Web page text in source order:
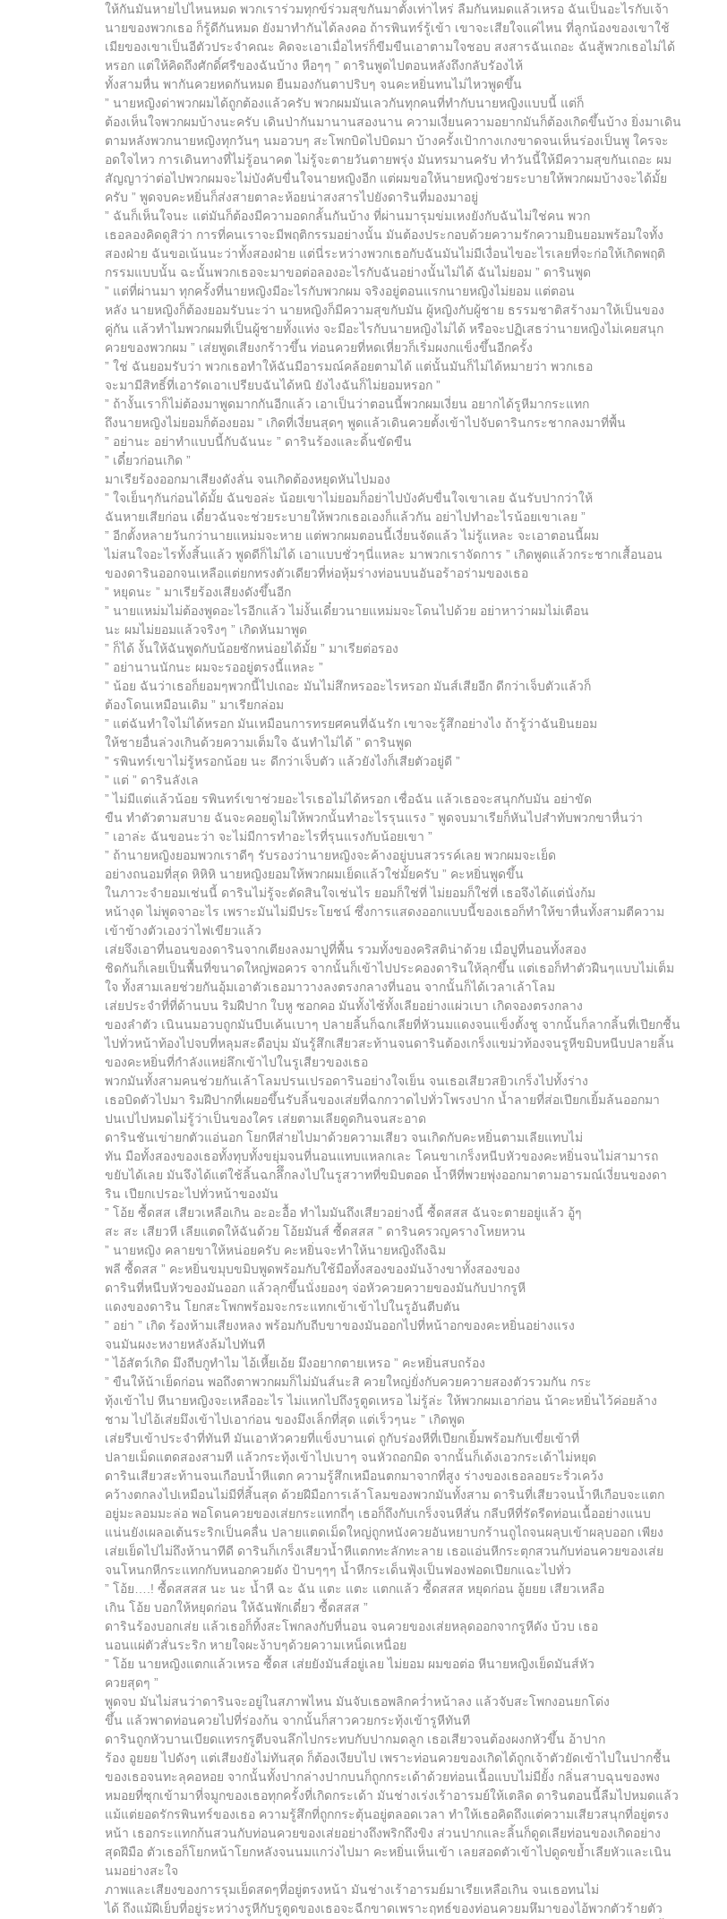
ให้กันมันหายไปไหนหมด พวกเราร่วมทุกข์ร่วมสุขกันมาตั้งเท่าไหร่ ลืมกันหมดแล้วเหรอ ฉันเป็นอะไรกับเจ้า
นายของพวกเธอ ก็รู้ดีกันหมด ยังมาทำกันได้ลงคอ ถ้ารพินทร์รู้เข้า เขาจะเสียใจแค่ไหน ที่ลูกน้องของเขาใช้
เมียของเขาเป็นอีตัวประจำคณะ คิดจะเอาเมื่อไหร่ก็ขีมขืนเอาตามใจชอบ สงสารฉันเถอะ ฉันสู้พวกเธอไม่ได้
หรอก แต่ให้คิดถึงศักดิ์ศรีของฉันบ้าง หือๆๆ ” ดารินพูดไปตอนหลังถึงกลับรัองไห้
ทั้งสามหื่น พากันควยหดกันหมด ยืนมองกันตาปริบๆ จนคะหยิ่นทนไม่ไหวพูดขึ้น
” นายหญิงด่าพวกผมได้ถูกต้องแล้วครับ พวกผมมันเลวกันทุกคนที่ทำกับนายหญิงแบบนี้ แต่ก็
ต้องเห็นใจพวกผมบ้างนะครับ เดินป่ากันมานานสองนาน ความเงี่ยนความอยากมันก็ต้องเกิดขึ้นบ้าง ยิ่งมาเดิน
ตามหลังพวกนายหญิงทุกวันๆ นมอวบๆ สะโพกบิดไปบิดมา บ้างครั้งเป้ากางเกงขาดจนเห็นร่องเป็นพู ใครจะ
อดใจไหว การเดินทางที่ไม่รู้อนาคต ไม่รู้จะตายวันตายพรุ่ง มันทรมานครับ ทำวันนี้ให้มีความสุขกันเถอะ ผม
สัญญาว่าต่อไปพวกผมจะไม่บังคับขื่นใจนายหญิงอีก แต่ผมขอให้นายหญิงช่วยระบายให้พวกผมบ้างจะได้มั้ย
ครับ ” พูดจบคะหยิ่นก็ส่งสายตาละห้อยน่าสงสารไปยังดารินที่มองมาอยู่
” ฉันก็เห็นใจนะ แต่มันก็ต้องมีความอดกลั้นกันบ้าง ที่ผ่านมารุมข่มเหงยังกับฉันไม่ใช่คน พวก
เธอลองคิดดูสิว่า การที่คนเราจะมีพฤติกรรมอย่างนั้น มันต้องประกอบด้วยความรักความยินยอมพร้อมใจทั้ง
สองฝ่าย ฉันขอเน้นนะว่าทั้งสองฝ่าย แต่นี่ระหว่างพวกเธอกับฉันมันไม่มีเงื่อนไขอะไรเลยที่จะก่อให้เกิดพฤติ
กรรมแบบนั้น ฉะนั้นพวกเธอจะมาขอต่อลองอะไรกับฉันอย่างนั้นไม่ได้ ฉันไม่ยอม ” ดารินพูด
” แต่ที่ผ่านมา ทุกครั้งที่นายหญิงมีอะไรกับพวกผม จริงอยู่ตอนแรกนายหญิงไม่ยอม แต่ตอน
หลัง นายหญิงก็ต้องยอมรับนะว่า นายหญิงก็มีความสุขกับมัน ผู้หญิงกับผู้ชาย ธรรมชาติสร้างมาให้เป็นของ
คู่กัน แล้วทำไมพวกผมที่เป็นผู้ชายทั้งแท่ง จะมีอะไรกับนายหญิงไม่ได้ หรือจะปฏิเสธว่านายหญิงไม่เคยสนุก
ควยของพวกผม ” เส่ยพูดเสียงกร้าวขึ้น ท่อนควยที่หดเหี่ยวก็เริ่มผงกแข็งขึ้นอีกครั้ง
” ใช่ ฉันยอมรับว่า พวกเธอทำให้ฉันมีอารมณ์คล้อยตามได้ แต่นั้นมันก็ไม่ได้หมายว่า พวกเธอ
จะมามีสิทธิ์ที่เอารัดเอาเปรียบฉันได้หนิ ยังไงฉันก็ไม่ยอมหรอก ”
” ถ้างั้นเราก็ไม่ต้องมาพูดมากกันอีกแล้ว เอาเป็นว่าตอนนี้พวกผมเงี่ยน อยากได้รูหีมากระแทก
ถึงนายหญิงไม่ยอมก็ต้องยอม ” เกิดที่เงี่ยนสุดๆ พูดแล้วเดินควยตั้งเข้าไปจับดารินกระชากลงมาที่พื้น
” อย่านะ อย่าทำแบบนี้กับฉันนะ ” ดารินร้องและดิ้นขัดขืน
” เดี๋ยวก่อนเกิด ”
มาเรียร้องออกมาเสียงดังลั่น จนเกิดต้องหยุดหันไปมอง
” ใจเย็นๆกันก่อนได้มั้ย ฉันขอล่ะ น้อยเขาไม่ยอมก็อย่าไปบังคับขื่นใจเขาเลย ฉันรับปากว่าให้
ฉันหายเสียก่อน เดี๋ยวฉันจะช่วยระบายให้พวกเธอเองก็แล้วกัน อย่าไปทำอะไรน้อยเขาเลย ”
” อีกตั้งหลายวันกว่านายแหม่มจะหาย แต่พวกผมตอนนี้เงี่ยนจัดแล้ว ไม่รู้แหละ จะเอาตอนนี้ผม
ไม่สนใจอะไรทั้งสิ้นแล้ว พูดดีก็ไม่ได้ เอาแบบชั่วๆนี่แหละ มาพวกเราจัดการ ” เกิดพูดแล้วกระชากเสื้อนอน
ของดารินออกจนเหลือแต่ยกทรงตัวเดียวที่ห่อหุ้มร่างท่อนบนอันอร้าอร่ามของเธอ
” หยุดนะ ” มาเรียร้องเสียงดังขึ้นอีก
” นายแหม่มไม่ต้องพูดอะไรอีกแล้ว ไม่งั้นเดี๋ยวนายแหม่มจะโดนไปด้วย อย่าหาว่าผมไม่เตือน
นะ ผมไม่ยอมแล้วจริงๆ ” เกิดหันมาพูด
” ก็ได้ งั้นให้ฉันพูดกับน้อยซักหน่อยได้มั้ย ” มาเรียต่อรอง
” อย่านานนักนะ ผมจะรออยู่ตรงนี้แหละ ”
” น้อย ฉันว่าเธอก็ยอมๆพวกนี้ไปเถอะ มันไม่สึกหรออะไรหรอก มันส์เสียอีก ดีกว่าเจ็บตัวแล้วก็
ต้องโดนเหมือนเดิม ” มาเรียกล่อม
” แต่ฉันทำใจไม่ได้หรอก มันเหมือนการทรยศคนที่ฉันรัก เขาจะรู้สึกอย่างไง ถ้ารู้ว่าฉันยินยอม
ให้ชายอื่นล่วงเกินด้วยความเต็มใจ ฉันทำไม่ได้ ” ดารินพูด
” รพินทร์เขาไม่รู้หรอกน้อย นะ ดีกว่าเจ็บตัว แล้วยังไงก็เสียตัวอยู่ดี ”
” แต่ ” ดารินลังเล
” ไม่มีแต่แล้วน้อย รพินทร์เขาช่วยอะไรเธอไม่ได้หรอก เชื่อฉัน แล้วเธอจะสนุกกับมัน อย่าขัด
ขืน ทำตัวตามสบาย ฉันจะคอยดูไม่ให้พวกนั้นทำอะไรรุนแรง ” พูดจบมาเรียก็หันไปสำทับพวกขาหื่นว่า
” เอาล่ะ ฉันขอนะว่า จะไม่มีการทำอะไรที่รุนแรงกับน้อยเขา ”
” ถ้านายหญิงยอมพวกเราดีๆ รับรองว่านายหญิงจะค้างอยู่บนสวรรค์เลย พวกผมจะเย็ด
อย่างถนอมที่สุด หิหิหิ นายหญิงยอมให้พวกผมเย็ดแล้วใช่มั้ยครับ ” คะหยิ่นพูดขึ้น
ในภาวะจำยอมเช่นนี้ ดารินไม่รู้จะตัดสินใจเช่นไร ยอมก็ใช่ที่ ไม่ยอมก็ใช่ที่ เธอจึงได้แต่นั่งก้ม
หน้างุด ไม่พูดจาอะไร เพราะมันไม่มีประโยชน์ ซึ่งการแสดงออกแบบนี้ของเธอก็ทำให้ขาหื่นทั้งสามตีความ
เข้าข้างตัวเองว่าไฟเขียวแล้ว
เส่ยจึงเอาที่นอนของดารินจากเตียงลงมาปูที่พื้น รวมทั้งของคริสติน่าด้วย เมื่อปูที่นอนทั้งสอง
ชิดกันก็เลยเป็นพื้นที่ขนาดใหญ่พอควร จากนั้นก็เข้าไปประคองดารินให้ลุกขึ้น แต่เธอก็ทำตัวฝืนๆแบบไม่เต็ม
ใจ ทั้งสามเลยช่วยกันอุ้มเอาตัวเธอมาวางลงตรงกลางที่นอน จากนั้นก็ได้เวลาเล้าโลม
เส่ยประจำที่ที่ด้านบน ริมฝีปาก ใบหู ซอกคอ มันทั้งไซ้ทั้งเลียอย่างแผ่วเบา เกิดจองตรงกลาง
ของลำตัว เนินนมอวบถูกมันบีบเค้นเบาๆ ปลายลิ้นก็ฉกเลียที่หัวนมแดงจนแข็งตั้งชู จากนั้นก็ลากลิ้นที่เปียกชื้น
ไปทั่วหน้าท้องไปจบที่หลุมสะดือบุ่ม มันรู้สึกเสียวสะท้านจนดารินต้องเกร็งแขม่วท้องจนรูหีขมิบหนีบปลายลิ้น
ของคะหยิ่นที่กำลังแหย่ลึกเข้าไปในรูเสียวของเธอ
พวกมันทั้งสามคนช่วยกันเล้าโลมปรนเปรอดารินอย่างใจเย็น จนเธอเสียวสยิวเกร็งไปทั้งร่าง
เธอบิดตัวไปมา ริมฝีปากที่เผยอขึ้นรับลิ้นของเส่ยที่ฉกกวาดไปทั่วโพรงปาก น้ำลายที่ส่อเปียกเยิ้มล้นออกมา
ปนเปไปหมดไม่รู้ว่าเป็นของใคร เส่ยตามเลียดูดกินจนสะอาด
ดารินชันเข่ายกตัวแอ่นอก โยกหีส่ายไปมาด้วยความเสียว จนเกิดกับคะหยิ่นตามเลียแทบไม่
ทัน มือทั้งสองของเธอทั้งทุบทั้งขยุ่มจนที่นอนแทบแหลกเละ โคนขาเกร็งหนีบหัวของคะหยิ่นจนไม่สามารถ
ขยับได้เลย มันจึงได้แต่ใช้ลิ้นฉกลึึกลงไปในรูสวาทที่ขมิบตอด น้ำหีที่พวยพุ่งออกมาตามอารมณ์เงี่ยนของดา
ริน เปียกเปรอะไปทั่วหน้าของมัน
” โอ้ย ซื้ดสส เสียวเหลือเกิน อะอะอื้อ ทำไมมันถึงเสียวอย่างนี้ ซื้ดสสส ฉันจะตายอยู่แล้ว อู้ๆ
สะ สะ เสียวหี เลียแตดให้ฉันด้วย โอ้ยมันส์ ซื้ดสสส ” ดารินครวญครางโหยหวน
” นายหญิง คลายขาให้หน่อยครับ คะหยิ่นจะทำให้นายหญิงถึงฉิม
พลี ซื้ดสส ” คะหยิ่นขมุบขมิบพูดพร้อมกับใช้มือทั้งสองของมันง้างขาทั้งสองของ
ดารินที่หนีบหัวของมันออก แล้วลุกขึ้นนั่งยองๆ จ่อหัวควยควายของมันกับปากรูหี
แดงของดาริน โยกสะโพกพร้อมจะกระแทกเข้าเข้าไปในรูอันตีบตัน
” อย่า ” เกิด ร้องห้ามเสียงหลง พร้อมกับถีบขาของมันออกไปที่หน้าอกของคะหยิ่นอย่างแรง
จนมันผงะหงายหลังล้มไปทันที
” ไอ้สัตว์เกิด มึงถีบกูทำไม ไอ้เหี้ยเอ้ย มึงอยากตายเหรอ ” คะหยิ่นสบถร้อง
” ขืนให้น้าเย็ดก่อน พอถึงตาพวกผมก็ไม่มันส์นะสิ ควยใหญ่ยั่งกับควยควายสองตัวรวมกัน กระ
ทุ้งเข้าไป หีนายหญิงจะเหลืออะไร ไม่แหกไปถึงรูตูดเหรอ ไม่รู้ล่ะ ให้พวกผมเอาก่อน น้าคะหยิ่นไว้ค่อยล้าง
ชาม ไปไอ้เส่ยมึงเข้าไปเอาก่อน ของมึงเล็กที่สุด แต่เร็วๆนะ ” เกิดพูด
เส่ยรีบเข้าประจำที่ทันที มันเอาหัวควยที่แข็งบานเด่ ถูกับร่องหีที่เปียกเยิ้มพร้อมกับเขี่ยเข้าที่
ปลายเม็ดแตดสองสามที แล้วกระทุ้งเข้าไปเบาๆ จนหัวถอกมิด จากนั้นก็เด้งเอวกระเด้าไม่หยุด
ดารินเสียวสะท้านจนเกือบน้ำหีแตก ความรู้สึกเหมือนตกมาจากที่สูง ร่างของเธอลอยระริ่วเคว้ง
คว้างตกลงไปเหมือนไม่มีที่สิ้นสุด ด้วยฝีมือการเล้าโลมของพวกมันทั้งสาม ดารินที่เสียวจนน้ำหีเกือบจะแตก
อยู่มะลอมมะล่อ พอโดนควยของเส่ยกระแทกถี่ๆ เธอก็ถึงกับเกร็งจนหีสั่น กลีบหีที่รัดรีดท่อนเนื้ออย่างแนบ
แน่นยังเผลอเต้นระริกเป็นคลื่น ปลายแตดเม็ดใหญ่ถูกหนังควยอันหยาบกร้านถูไถจนผลุบเข้าผลุบออก เพียง
เส่ยเย็ดไปไม่ถึงห้านาทีดี ดารินก็เกร็งเสียวน้ำหีแตกทะลักทะลาย เธอแอ่นหีกระตุกสวนกับท่อนควยของเส่ย
จนโหนกหีกระแทกกับหนอกควยดัง ป้าบๆๆๆ น้ำหีกระเด็นฟุ้งเป็นฟองฟอดเปียกแฉะไปทั่ว
” โอ้ย….! ซื้ดสสสส นะ นะ น้ำหี ฉะ ฉัน แตะ แตะ แตกแล้ว ซื้ดสสส หยุดก่อน อู้ยยย เสียวเหลือ
เกิน โอ้ย บอกให้หยุดก่อน ให้ฉันพักเดี๋ยว ซื้ดสสส ”
ดารินร้องบอกเส่ย แล้วเธอก็ทิ้งสะโพกลงกับที่นอน จนควยของเส่ยหลุดออกจากรูหีดัง บ้วบ เธอ
นอนแผ่ตัวสั่นระริก หายใจผะง้าบๆด้วยความเหน็ดเหนื่อย
” โอ้ย นายหญิงแตกแล้วเหรอ ซื้ดส เส่ยยังมันส์อยู่เลย ไม่ยอม ผมขอต่อ หีนายหญิงเย็ดมันส์หัว
ควยสุดๆ ”
พูดจบ มันไม่สนว่าดารินจะอยู่ในสภาพไหน มันจับเธอพลิกคว่ำหน้าลง แล้วจับสะโพกงอนยกโด่ง
ขึ้น แล้วพาดท่อนควยไปที่ร่องก้น จากนั้นก็สาวควยกระทุ้งเข้ารูหีทันที
ดารินถูกหัวบานเบียดแทรกรูตีบจนลึกไปกระทบกับปากมดลูก เธอเสียวจนต้องผงกหัวขึ้น อ้าปาก
ร้อง อูยยย ไปดังๆ แต่เสียงยังไม่ทันสุด ก็ต้องเงียบไป เพราะท่อนควยของเกิดได้ถูกเจ้าตัวยัดเข้าไปในปากชื้น
ของเธอจนทะลุคอหอย จากนั้นทั้งปากล่างปากบนก็ถูกกระเด้าด้วยท่อนเนื้อแบบไม่มียั้ง กลิ่นสาบฉุนของพง
หมอยที่ซุกเข้ามาที่จมูกของเธอทุกครั้งที่เกิดกระเด้า มันช่างเร่งเร้าอารมย์ให้เตลิด ดารินตอนนี้ลืมไปหมดแล้ว
แม้แต่ยอดรักรพินทร์ของเธอ ความรู้สึกที่ถูกกระตุ้นอยู่ตลอดเวลา ทำให้เธอคิดถึงแต่ความเสียวสนุกที่อยู่ตรง
หน้า เธอกระแทกก้นสวนกับท่อนควยของเส่ยอย่างถึงพริกถึงขิง ส่วนปากและลิ้นก็ดูดเลียท่อนของเกิดอย่าง
สุดฝีมือ ตัวเธอก็โยกหน้าโยกหลังจนนมแกว่งไปมา คะหยิ่นเห็นเข้า เลยสอดตัวเข้าไปดูดขย้ำเลียหัวและเนิน
นมอย่างสะใจ
ภาพและเสียงของการรุมเย็ดสดๆที่อยู่ตรงหน้า มันช่างเร้าอารมย์มาเรียเหลือเกิน จนเธอทนไม่
ได้ ถึงแม้ฝีเย็บที่อยู่ระหว่างรูหีกับรูตูดของเธอจะฉีกขาดเพราะฤทธ์ของท่อนควยมหึมาของไอ้พวกตัวร้ายตัว